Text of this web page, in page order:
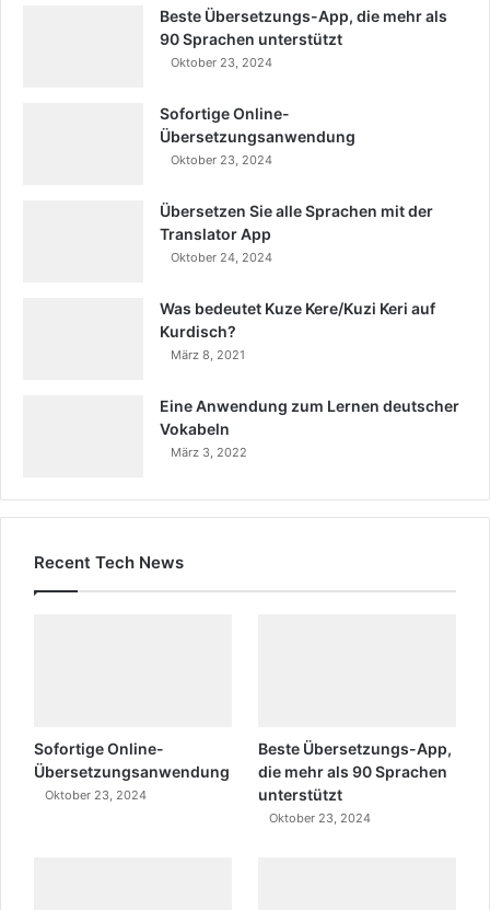
Beste Übersetzungs-App, die mehr als
90 Sprachen unterstützt
Oktober 23, 2024
Sofortige Online-
Übersetzungsanwendung
Oktober 23, 2024
Übersetzen Sie alle Sprachen mit der
Translator App
Oktober 24, 2024
Was bedeutet Kuze Kere/Kuzi Keri auf
Kurdisch?
März 8, 2021
Eine Anwendung zum Lernen deutscher
Vokabeln
März 3, 2022
Recent Tech News
Sofortige Online-
Übersetzungsanwendung
Oktober 23, 2024
Beste Übersetzungs-App,
die mehr als 90 Sprachen
unterstützt
Oktober 23, 2024